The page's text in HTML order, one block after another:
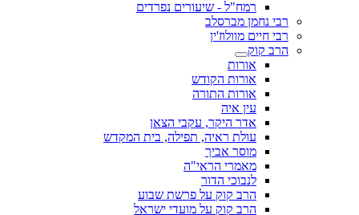
רמח"ל - שיעורים נפרדים
רבי נחמן מברסלב
רבי חיים מוולוז'ין
הרב קוק
אורות
אורות הקודש
אורות התורה
עין איה
אדר היקר, עקבי הצאן
עולת ראיה, תפילה, בית המקדש
מוסר אביך
מאמרי הראי"ה
לנבוכי הדור
הרב קוק על פרשת שבוע
הרב קוק על מועדי ישראל